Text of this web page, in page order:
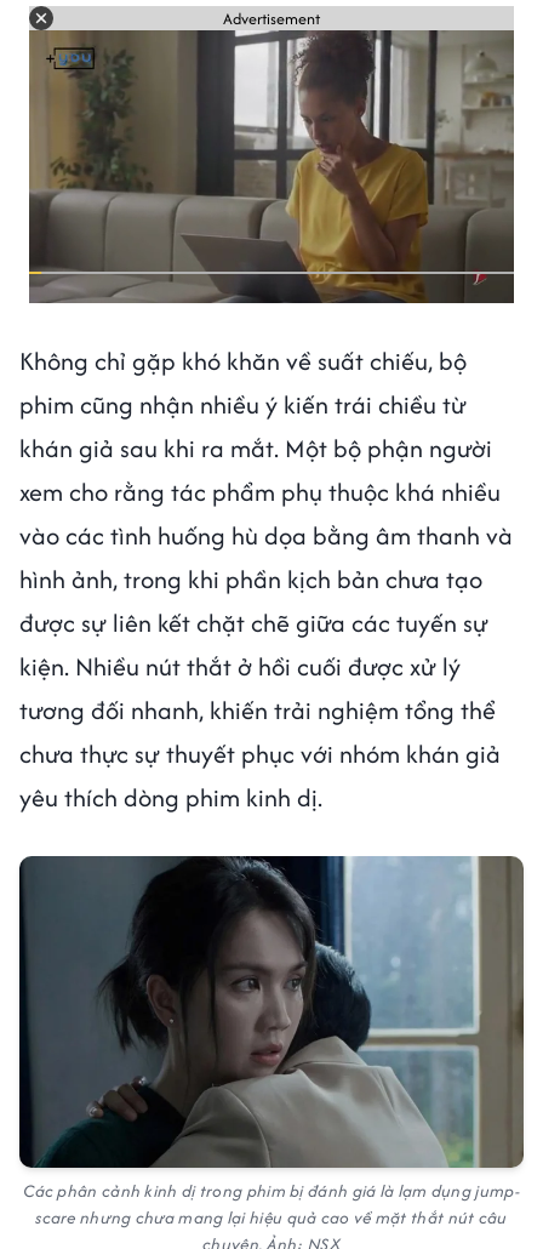
Advertisement
Không chỉ gặp khó khăn về suất chiếu, bộ
phim cũng nhận nhiều ý kiến trái chiều từ
khán giả sau khi ra mắt. Một bộ phận người
xem cho rằng tác phẩm phụ thuộc khá nhiều
vào các tình huống hù dọa bằng âm thanh và
hình ảnh, trong khi phần kịch bản chưa tạo
được sự liên kết chặt chẽ giữa các tuyến sự
kiện. Nhiều nút thắt ở hồi cuối được xử lý
tương đối nhanh, khiến trải nghiệm tổng thể
chưa thực sự thuyết phục với nhóm khán giả
yêu thích dòng phim kinh dị.
Các phân cảnh kinh dị trong phim bị đánh giá là lạm dụng jump-
scare nhưng chưa mang lại hiệu quả cao về mặt thắt nút câu